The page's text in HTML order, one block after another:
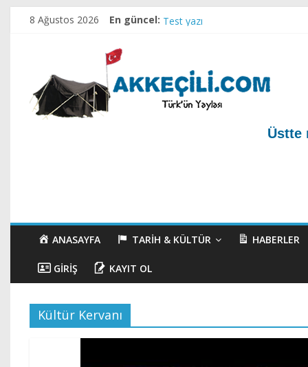
8 Ağustos 2026 En güncel: Ahirete Göçenler-1
Akkeçili Köyü Yörük Evi Müzesi
Üstte
ANASAYFA TARIH & KÜLTÜR HABERLER
GIRIŞ KAYIT OL
Kültür Kervanı